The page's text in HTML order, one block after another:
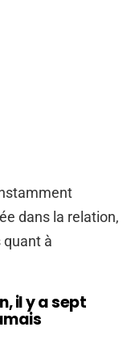
dans la relation,
quant à
il y a sept